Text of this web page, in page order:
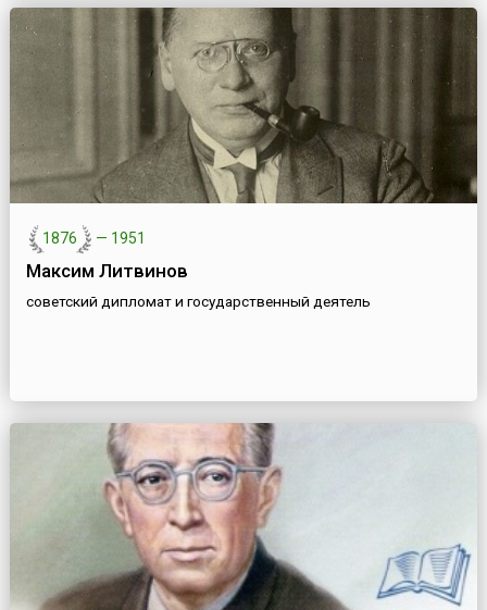
1876 — 1951
Максим Литвинов
советский дипломат и государственный деятель